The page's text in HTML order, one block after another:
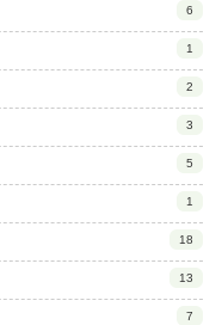
6
1
2
3
5
1
18
13
7